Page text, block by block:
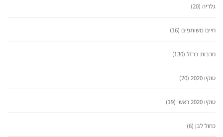
גלריה (20)
חיים משותפים (16)
חרבות ברזל (130)
טוקיו 2020 (20)
טוקיו 2020 ראשי (19)
כחול לבן (6)